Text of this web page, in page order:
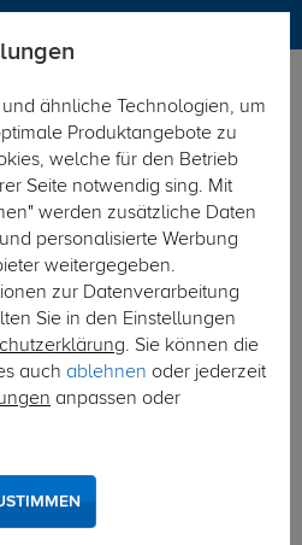
Nissan King Cab
ähnliche Technologien, um
Produktangebote zu
welche für den Betrieb
Seite notwendig sing. Mit
werden zusätzliche Daten
personalisierte Werbung
weitergegeben.
zur Datenverarbeitung
Sie in den Einstellungen
. Sie können die
auch ablehnen oder jederzeit
anpassen oder